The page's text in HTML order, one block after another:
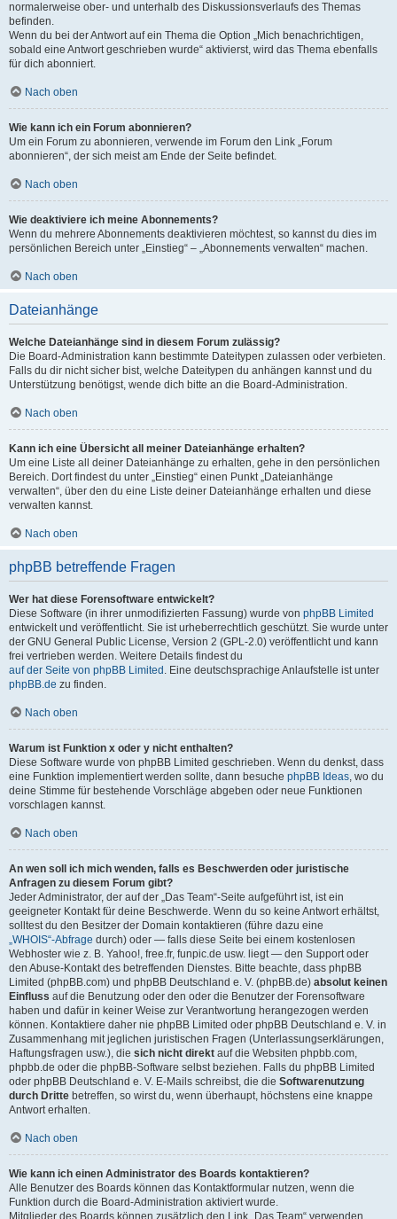
normalerweise ober- und unterhalb des Diskussionsverlaufs des Themas
befinden.
Wenn du bei der Antwort auf ein Thema die Option „Mich benachrichtigen,
sobald eine Antwort geschrieben wurde“ aktivierst, wird das Thema ebenfalls
für dich abonniert.
Nach oben
Wie kann ich ein Forum abonnieren?
Um ein Forum zu abonnieren, verwende im Forum den Link „Forum
abonnieren“, der sich meist am Ende der Seite befindet.
Nach oben
Wie deaktiviere ich meine Abonnements?
Wenn du mehrere Abonnements deaktivieren möchtest, so kannst du dies im
persönlichen Bereich unter „Einstieg“ – „Abonnements verwalten“ machen.
Nach oben
Dateianhänge
Welche Dateianhänge sind in diesem Forum zulässig?
Die Board-Administration kann bestimmte Dateitypen zulassen oder verbieten.
Falls du dir nicht sicher bist, welche Dateitypen du anhängen kannst und du
Unterstützung benötigst, wende dich bitte an die Board-Administration.
Nach oben
Kann ich eine Übersicht all meiner Dateianhänge erhalten?
Um eine Liste all deiner Dateianhänge zu erhalten, gehe in den persönlichen
Bereich. Dort findest du unter „Einstieg“ einen Punkt „Dateianhänge
verwalten“, über den du eine Liste deiner Dateianhänge erhalten und diese
verwalten kannst.
Nach oben
phpBB betreffende Fragen
Wer hat diese Forensoftware entwickelt?
Diese Software (in ihrer unmodifizierten Fassung) wurde von phpBB Limited
entwickelt und veröffentlicht. Sie ist urheberrechtlich geschützt. Sie wurde unter
der GNU General Public License, Version 2 (GPL-2.0) veröffentlicht und kann
frei vertrieben werden. Weitere Details findest du
auf der Seite von phpBB Limited . Eine deutschsprachige Anlaufstelle ist unter
phpBB.de zu finden.
Nach oben
Warum ist Funktion x oder y nicht enthalten?
Diese Software wurde von phpBB Limited geschrieben. Wenn du denkst, dass
eine Funktion implementiert werden sollte, dann besuche phpBB Ideas, wo du
deine Stimme für bestehende Vorschläge abgeben oder neue Funktionen
vorschlagen kannst.
Nach oben
An wen soll ich mich wenden, falls es Beschwerden oder juristische
Anfragen zu diesem Forum gibt?
Jeder Administrator, der auf der „Das Team“-Seite aufgeführt ist, ist ein
geeigneter Kontakt für deine Beschwerde. Wenn du so keine Antwort erhältst,
solltest du den Besitzer der Domain kontaktieren (führe dazu eine
„WHOIS“-Abfrage durch) oder — falls diese Seite bei einem kostenlosen
Webhoster wie z. B. Yahoo!, free.fr, funpic.de usw. liegt — den Support oder
den Abuse-Kontakt des betreffenden Dienstes. Bitte beachte, dass phpBB
Limited (phpBB.com) und phpBB Deutschland e. V. (phpBB.de) absolut keinen
Einfluss auf die Benutzung oder den oder die Benutzer der Forensoftware
haben und dafür in keiner Weise zur Verantwortung herangezogen werden
können. Kontaktiere daher nie phpBB Limited oder phpBB Deutschland e. V. in
Zusammenhang mit jeglichen juristischen Fragen (Unterlassungserklärungen,
Haftungsfragen usw.), die sich nicht direkt auf die Websiten phpbb.com,
phpbb.de oder die phpBB-Software selbst beziehen. Falls du phpBB Limited
oder phpBB Deutschland e. V. E-Mails schreibst, die die Softwarenutzung
durch Dritte betreffen, so wirst du, wenn überhaupt, höchstens eine knappe
Antwort erhalten.
Nach oben
Wie kann ich einen Administrator des Boards kontaktieren?
Alle Benutzer des Boards können das Kontaktformular nutzen, wenn die
Funktion durch die Board-Administration aktiviert wurde.
Mitglieder des Boards können zusätzlich den Link „Das Team“ verwenden.